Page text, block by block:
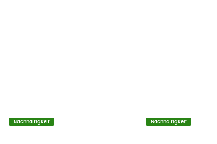
Nachhaltigkeit Nachhaltigkeit